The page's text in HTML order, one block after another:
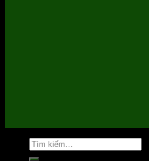
Tìm
kiếm: